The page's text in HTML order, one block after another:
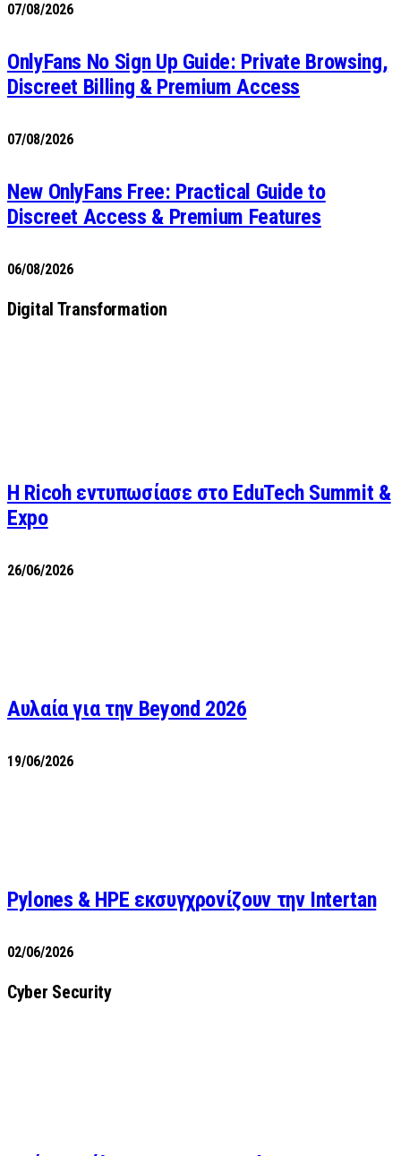
07/08/2026
OnlyFans No Sign Up Guide: Private Browsing,
Discreet Billing & Premium Access
07/08/2026
New OnlyFans Free: Practical Guide to
Discreet Access & Premium Features
06/08/2026
Digital Transformation
Η Ricoh εντυπωσίασε στο EduTech Summit &
Expo
26/06/2026
Αυλαία για την Beyond 2026
19/06/2026
Pylones & HPE εκσυγχρονίζουν την Intertan
02/06/2026
Cyber Security